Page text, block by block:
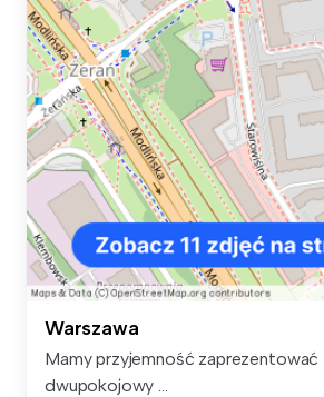
Warszawa
Mamy przyjemność zaprezentować
dwupokojowy ...